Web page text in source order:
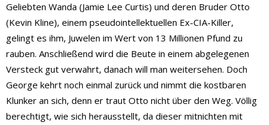
Geliebten Wanda (Jamie Lee Curtis) und deren Bruder Otto
(Kevin Kline), einem pseudointellektuellen Ex-CIA-Killer,
gelingt es ihm, Juwelen im Wert von 13 Millionen Pfund zu
rauben. Anschließend wird die Beute in einem abgelegenen
Versteck gut verwahrt, danach will man weitersehen. Doch
George kehrt noch einmal zurück und nimmt die kostbaren
Klunker an sich, denn er traut Otto nicht über den Weg. Völlig
berechtigt, wie sich herausstellt, da dieser mitnichten mit